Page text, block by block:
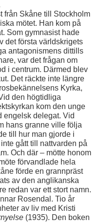
Skåne till Stockholm
mötet. Han kom på
Som gymnasist hade
det första världskrigets
antagonismens dittills
var det frågan om
i centrum. Därmed blev
Det räckte inte längre
Kyrka,
den högtidliga
kom den unge
engelsk delegat. Vid
hans granne ville följa
till hur man gjorde i
gått till nattvarden på
Och där – mötte honom
förvandlade hela
förde en grannpräst
av den anglikanska
redan var ett stort namn.
Rosendal. Tio år
av liv med Kristi
(1935). Den boken